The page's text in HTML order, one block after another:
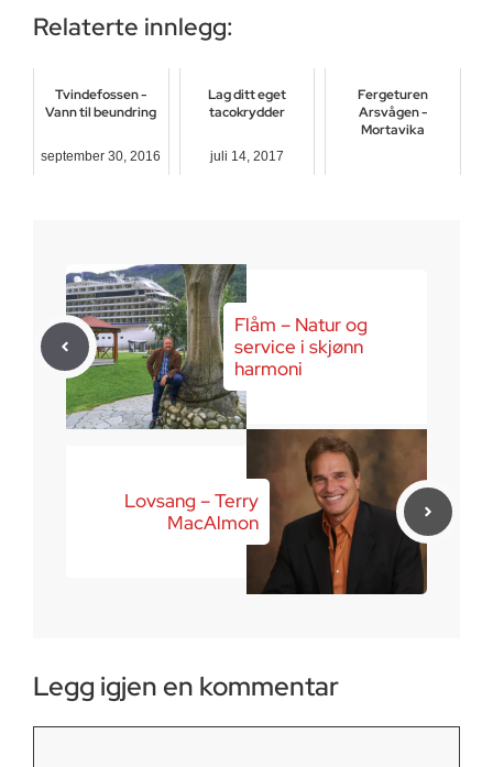
Relaterte innlegg:
Tvindefossen -
Vann til beundring
september 30, 2016
Lag ditt eget
tacokrydder
juli 14, 2017
Fergeturen
Arsvågen -
Mortavika
Flåm – Natur og
service i skjønn
harmoni
Lovsang – Terry
MacAlmon
Legg igjen en kommentar